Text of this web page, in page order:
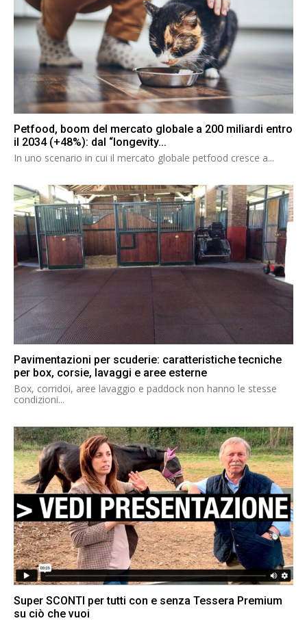
Petfood, boom del mercato globale a 200 miliardi entro
il 2034 (+48%): dal “longevity...
In uno scenario in cui il mercato globale petfood cresce a...
Pavimentazioni per scuderie: caratteristiche tecniche
per box, corsie, lavaggi e aree esterne
Box, corridoi, aree lavaggio e paddock non hanno le stesse
condizioni...
Super SCONTI per tutti con e senza Tessera Premium
su ciò che vuoi